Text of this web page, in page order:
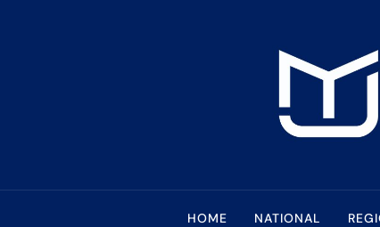
Mindanao
HOME NATIONAL